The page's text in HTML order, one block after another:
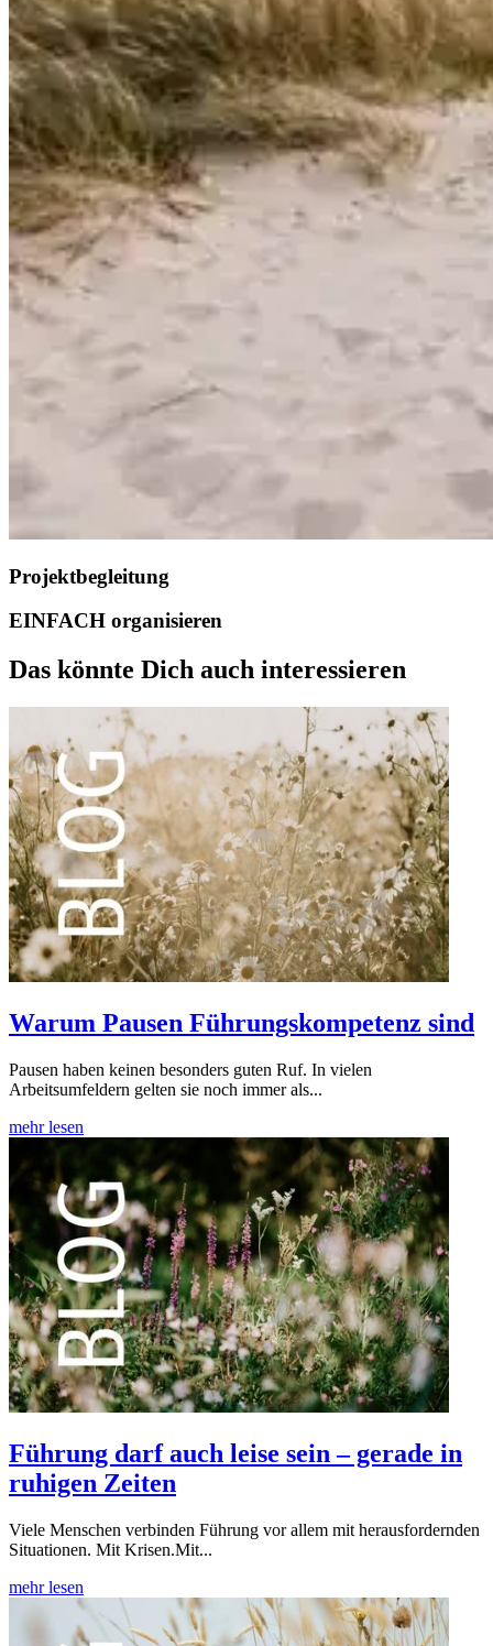
Projektbegleitung
EINFACH organisieren
Das könnte Dich auch interessieren
Warum Pausen Führungskompetenz sind
Pausen haben keinen besonders guten Ruf. In vielen
Arbeitsumfeldern gelten sie noch immer als...
mehr lesen
Führung darf auch leise sein – gerade in
ruhigen Zeiten
Viele Menschen verbinden Führung vor allem mit herausfordernden
Situationen. Mit Krisen.Mit...
mehr lesen